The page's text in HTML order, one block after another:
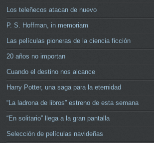
Los teleñecos atacan de nuevo
P. S. Hoffman, in memoriam
Las películas pioneras de la ciencia ficción
20 años no importan
Cuando el destino nos alcance
Harry Potter, una saga para la eternidad
“La ladrona de libros” estreno de esta semana
“En solitario” llega a la gran pantalla
Selección de películas navideñas